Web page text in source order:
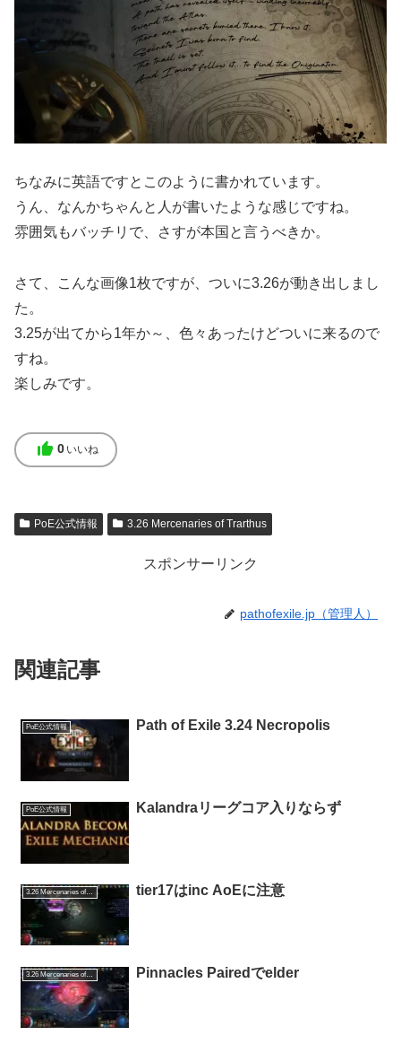
ちなみに英語ですとこのように書かれています。
うん、なんかちゃんと人が書いたような感じですね。
雰囲気もバッチリで、さすが本国と言うべきか。
さて、こんな画像1枚ですが、ついに3.26が動き出しまし
た。
3.25が出てから1年か～、色々あったけどついに来るので
すね。
楽しみです。
thumb_up 0 いいね
PoE公式情報 3.26 Mercenaries of Trarthus
スポンサーリンク
pathofexile.jp（管理人）
関連記事
PoE公式情報 Path of Exile 3.24 Necropolis
PoE公式情報 Kalandraリーグコア入りならず
3.26 Mercenaries of Trarthus tier17はinc AoEに注意
3.26 Mercenaries of Trarthus Pinnacles Pairedでelder